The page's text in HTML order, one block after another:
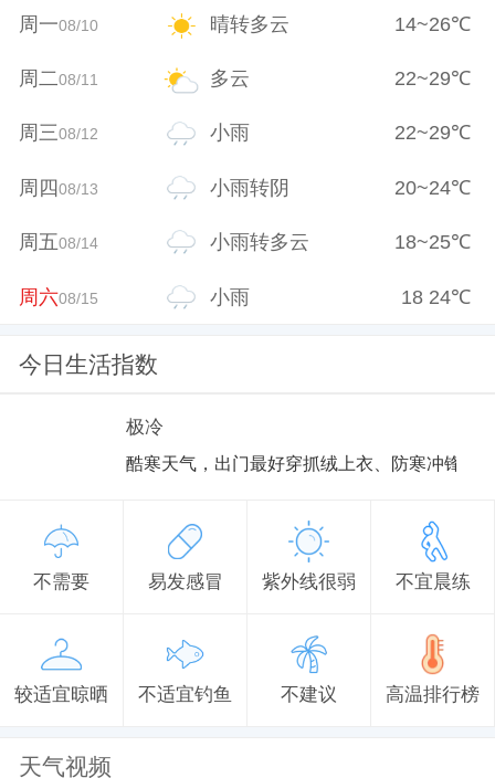
周一08/10 晴转多云 14~26℃
周二08/11 多云 22~29℃
周三08/12 小雨 22~29℃
周四08/13 小雨转阴 20~24℃
周五08/14 小雨转多云 18~25℃
周六08/15 小雨 18 24℃
今日生活指数
极冷
酷寒天气，出门最好穿抓绒上衣、防寒冲锋衣
不需要 易发感冒 紫外线很弱 不宜晨练
较适宜晾晒 不适宜钓鱼 不建议 高温排行榜
天气视频